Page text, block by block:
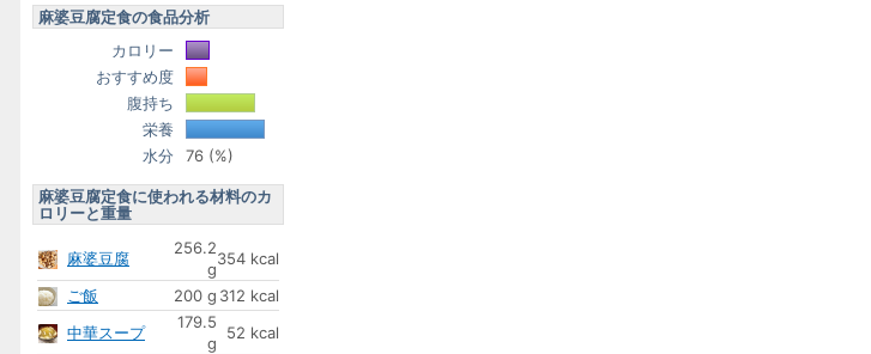
麻婆豆腐定食の食品分析
カロリー
おすすめ度
腹持ち
栄養
水分
76 (%)
麻婆豆腐定食に使われる材料のカ
ロリーと重量
麻婆豆腐
256.2
g
354 kcal
ご飯
200 g 312 kcal
中華スープ
179.5
g
52 kcal